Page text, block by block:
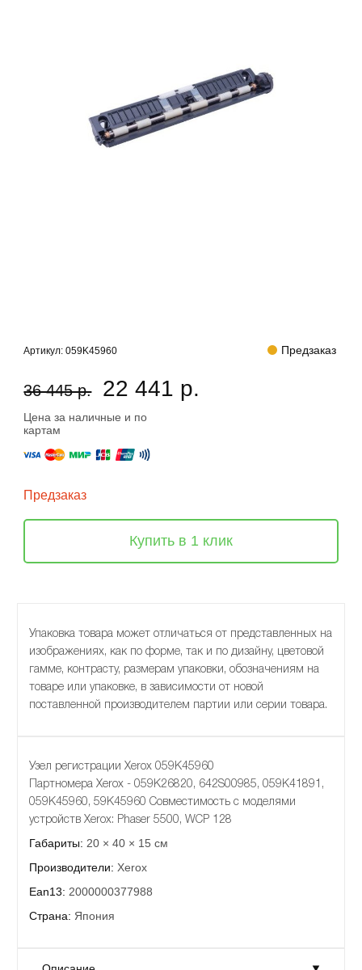
Артикул:059K45960 Предзаказ
36 445 р. 22 441 р.
Цена за наличные и по
картам
Предзаказ
Купить в 1 клик
Упаковка товара может отличаться от представленных на
изображениях, как по форме, так и по дизайну, цветовой
гамме, контрасту, размерам упаковки, обозначениям на
товаре или упаковке, в зависимости от новой
поставленной производителем партии или серии товара.
Узел регистрации Xerox 059K45960
Партномера Xerox - 059K26820, 642S00985, 059K41891,
059K45960, 59K45960 Совместимость с моделями
устройств Xerox: Phaser 5500, WCP 128
Габариты: 20 × 40 × 15 см
Производители: Xerox
Ean13: 2000000377988
Страна: Япония